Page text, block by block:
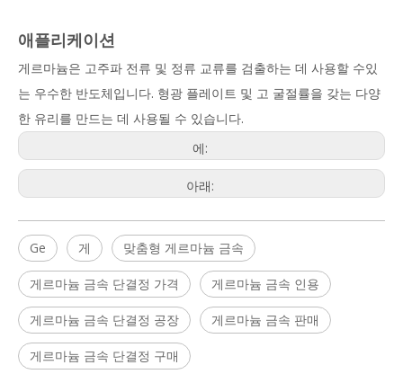
애플리케이션
게르마늄은 고주파 전류 및 정류 교류를 검출하는 데 사용할 수있
는 우수한 반도체입니다. 형광 플레이트 및 고 굴절률을 갖는 다양
한 유리를 만드는 데 사용될 수 있습니다.
에:
아래:
Ge 게 맞춤형 게르마늄 금속
게르마늄 금속 단결정 가격 게르마늄 금속 인용
게르마늄 금속 단결정 공장 게르마늄 금속 판매
게르마늄 금속 단결정 구매